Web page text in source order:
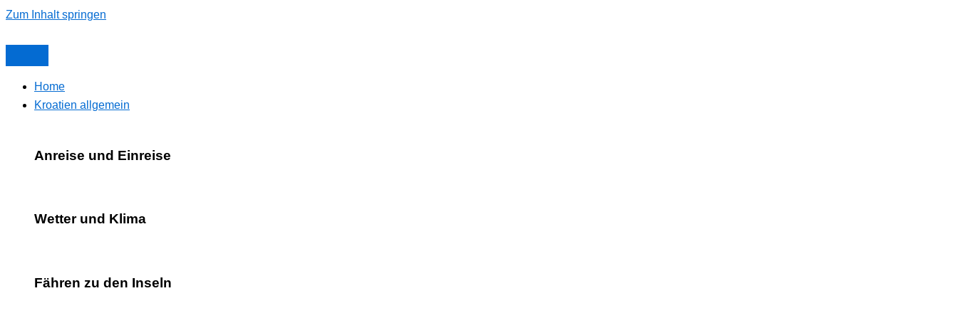
Zum Inhalt springen
Home
Kroatien allgemein
Anreise und Einreise
Wetter und Klima
Fähren zu den Inseln